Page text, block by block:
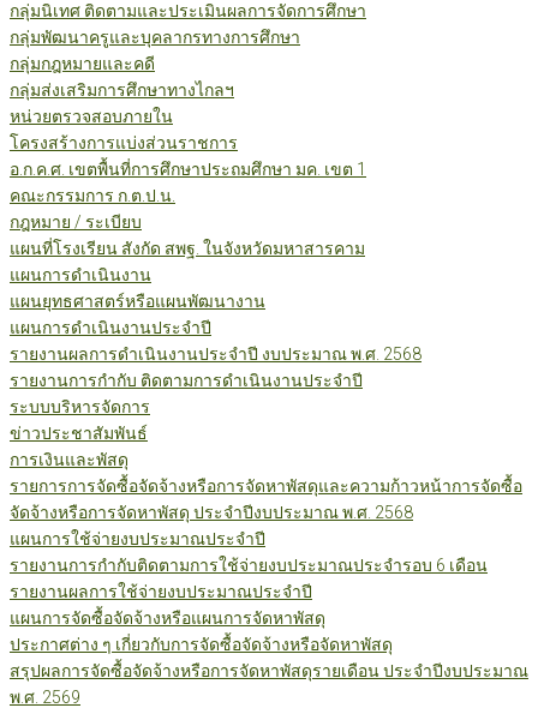
กลุ่มนิเทศ ติดตามและประเมินผลการจัดการศึกษา
กลุ่มพัฒนาครูและบุคลากรทางการศึกษา
กลุ่มกฎหมายและคดี
กลุ่มส่งเสริมการศึกษาทางไกลฯ
หน่วยตรวจสอบภายใน
โครงสร้างการแบ่งส่วนราชการ
อ.ก.ค.ศ. เขตพื้นที่การศึกษาประถมศึกษา มค. เขต 1
คณะกรรมการ ก.ต.ป.น.
กฎหมาย / ระเบียบ
แผนที่โรงเรียน สังกัด สพฐ. ในจังหวัดมหาสารคาม
แผนการดำเนินงาน
แผนยุทธศาสตร์หรือแผนพัฒนางาน
แผนการดำเนินงานประจำปี
รายงานผลการดำเนินงานประจำปี งบประมาณ พ.ศ. 2568
รายงานการกำกับ ติดตามการดำเนินงานประจำปี
ระบบบริหารจัดการ
ข่าวประชาสัมพันธ์
การเงินและพัสดุ
รายการการจัดซื้อจัดจ้างหรือการจัดหาพัสดุและความก้าวหน้าการจัดซื้อ
จัดจ้างหรือการจัดหาพัสดุ ประจำปีงบประมาณ พ.ศ. 2568
แผนการใช้จ่ายงบประมาณประจำปี
รายงานการกำกับติดตามการใช้จ่ายงบประมาณประจำรอบ 6 เดือน
รายงานผลการใช้จ่ายงบประมาณประจำปี
แผนการจัดซื้อจัดจ้างหรือแผนการจัดหาพัสดุ
ประกาศต่าง ๆ เกี่ยวกับการจัดซื้อจัดจ้างหรือจัดหาพัสดุ
สรุปผลการจัดซื้อจัดจ้างหรือการจัดหาพัสดุรายเดือน ประจำปีงบประมาณ
พ.ศ. 2569